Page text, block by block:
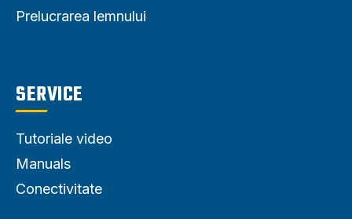
Prelucrarea lemnului
SERVICE
Tutoriale video
Manuals
Conectivitate